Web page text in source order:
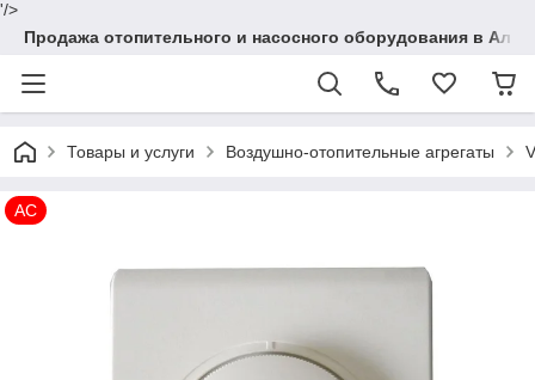
'/>
Продажа отопительного и насосного оборудования в
Товары и услуги Воздушно-отопительные агрегаты
АС